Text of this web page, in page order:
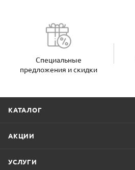
Специальные
предложения и скидки
КАТАЛОГ
АКЦИИ
УСЛУГИ